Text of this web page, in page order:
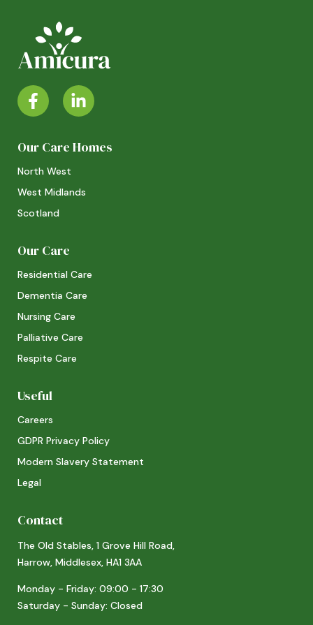
Our Care Homes
North West
West Midlands
Scotland
Our Care
Residential Care
Dementia Care
Nursing Care
Palliative Care
Respite Care
Useful
Careers
GDPR Privacy Policy
Modern Slavery Statement
Legal
Contact
The Old Stables, 1 Grove Hill Road,
Harrow, Middlesex, HA1 3AA
Monday - Friday: 09:00 - 17:30
Saturday - Sunday: Closed